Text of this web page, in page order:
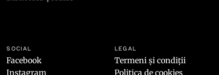
SOCIAL
Facebook
Instagram
LEGAL
Termeni și condiții
Politica de cookies